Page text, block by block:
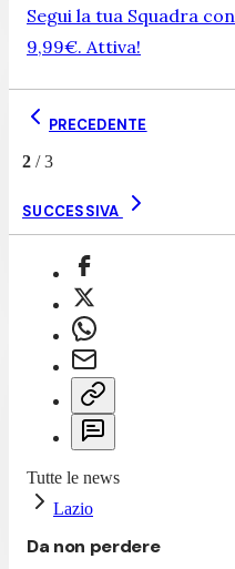
Segui la tua Squadra
9,99€. Attiva!
PRECEDENTE
2 /3
SUCCESSIVA
Tutte le news
Lazio
Da non perdere